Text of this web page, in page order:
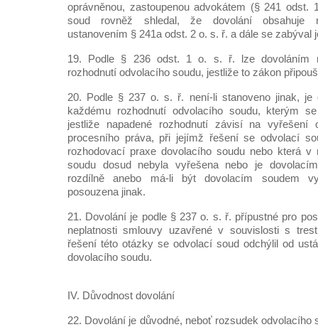
oprávněnou, zastoupenou advokátem (§ 241
soud rovněž shledal, že dovolání obsahuje
ustanovením § 241a odst. 2 o. s. ř. a dále se zabýval
19. Podle § 236 odst. 1 o. s. ř. lze dovoláním
rozhodnutí odvolacího soudu, jestliže to zákon
20. Podle § 237 o. s. ř. není-li stanoveno jinak, je
každému rozhodnutí odvolacího soudu, kterým
jestliže napadené rozhodnutí závisí na vyřešení
procesního práva, při jejímž řešení se odvolací
rozhodovací praxe dovolacího soudu nebo která v
soudu dosud nebyla vyřešena nebo je
rozdílně anebo má-li být dovolacím soudem
posouzena jinak.
21. Dovolání je podle § 237 o. s. ř. přípustné pro
neplatnosti smlouvy uzavřené v souvislosti s
řešení této otázky se odvolací soud odchýlil od
dovolacího soudu.
IV. Důvodnost dovolání
22. Dovolání je důvodné, neboť rozsudek odvolacího